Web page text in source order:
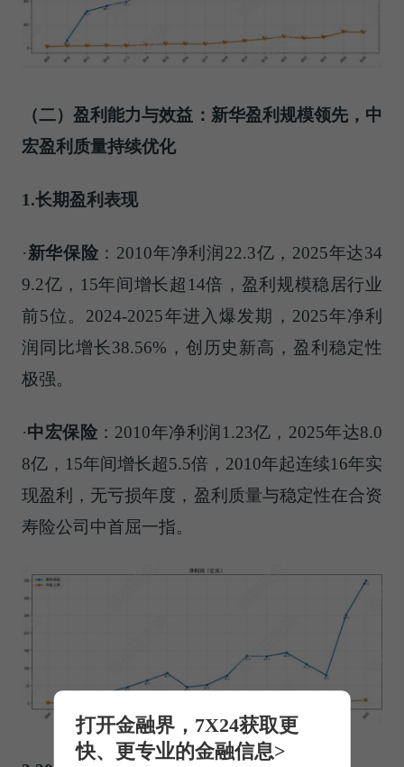
（二）盈利能力与效益：新华盈利规模领先，中
宏盈利质量持续优化
1.长期盈利表现
·新华保险 ：2010年净利润22.3亿，2025年达34
9.2亿，15年间增长超14倍，盈利规模稳居行业
前5位。2024-2025年进入爆发期，2025年净利
润同比增长38.56%，创历史新高，盈利稳定性
极强。
·中宏保险 ：2010年净利润1.23亿，2025年达8.0
8亿，15年间增长超5.5倍，2010年起连续16年实
现盈利，无亏损年度，盈利质量与稳定性在合资
寿险公司中首屈一指。
打开金融界，7X24获取更
快、更专业的金融信息>